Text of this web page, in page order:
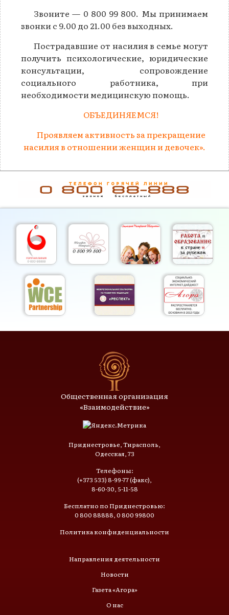
Звоните — 0 800 99 800. Мы принимаем
звонки с 9.00 до 21.00 без выходных.
Пострадавшие от насилия в семье могут
получить психологические, юридические
консультации, сопровождение
социального работника, при
необходимости медицинскую помощь.
ОБЪЕДИНЯЕМСЯ!
Проявляем активность за прекращение
насилия в отношении женщин и девочек».
Общественная организация
«Взаимодействие»
Приднестровье, Тирасполь,
Одесская, 73
Телефоны:
(+373 533) 8-99-77 (факс),
8-60-30, 5-11-58
Бесплатно по Приднестровью:
0 800 88888, 0 800 99800
Политика конфиденциальности
Направления деятельности
Новости
Газета «Агора»
О нас